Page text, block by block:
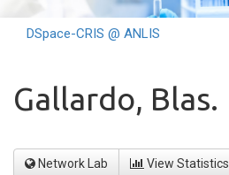
DSpace-CRIS @ ANLIS
Gallardo, Blas.
Network Lab View Statistics